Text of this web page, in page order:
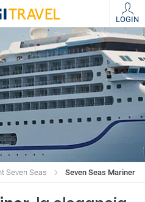
LOGIN
Seven Seas Mariner
Seven Seas